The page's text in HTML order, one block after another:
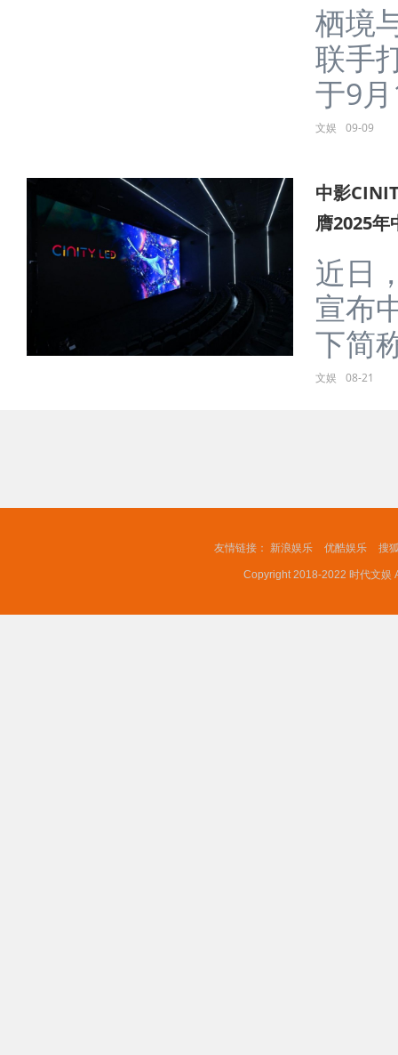
栖境
联手
于9
文娱 09-09
中影
膺2025年
近日
宣布
下简
文娱 08-21
友情链接： 新浪娱乐 优酷娱乐 搜
Copyright 2018-2022 时代文娱